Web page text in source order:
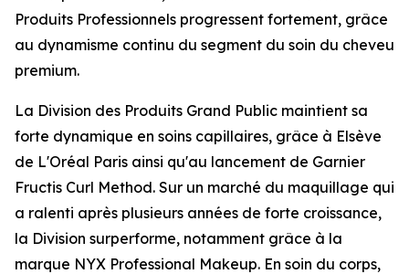
Produits Professionnels progressent fortement, grâce
au dynamisme continu du segment du soin du cheveu
premium.
La Division des Produits Grand Public maintient sa
forte dynamique en soins capillaires, grâce à Elsève
de L'Oréal Paris ainsi qu'au lancement de Garnier
Fructis Curl Method. Sur un marché du maquillage qui
a ralenti après plusieurs années de forte croissance,
la Division surperforme, notamment grâce à la
marque NYX Professional Makeup. En soin du corps,